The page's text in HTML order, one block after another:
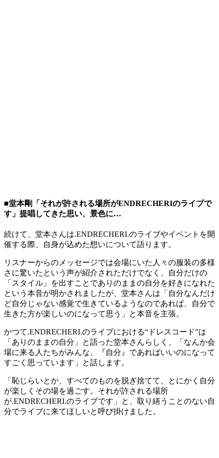
■堂本剛「それが許される場所がENDRECHERIのライブで
す」提唱してきた思い、景色に…
続けて、堂本さんは.ENDRECHERI.のライブやイベントを開
催する際、自身が込めた想いについて語ります。
リスナーからのメッセージでは会場にいた人々の服装の多様
さに驚いたという声が紹介されただけでなく、自分だけの
「スタイル」を出すことでありのままの自分を好きになれた
という本音が明かされましたが、堂本さんは「自分なんだけ
ど自分じゃない感覚で生きているようなのであれば、自分で
生きた方が楽しいのになって思う」と本音を主張。
かつて.ENDRECHERI.のライブにおける“ドレスコード”は
「ありのままの自分」と語った堂本さんらしく、「なんか会
場に来る人たちがみんな、『自分』であればいいのになって
すごく思っています」と話します。
「恥じらいとか、すべてのものを脱ぎ捨てて、とにかく自分
が楽しくその場を過ごす。それが許される場所
が.ENDRECHERI.のライブです」と、取り繕うことのない自
分でライブに来てほしいと呼び掛けました。